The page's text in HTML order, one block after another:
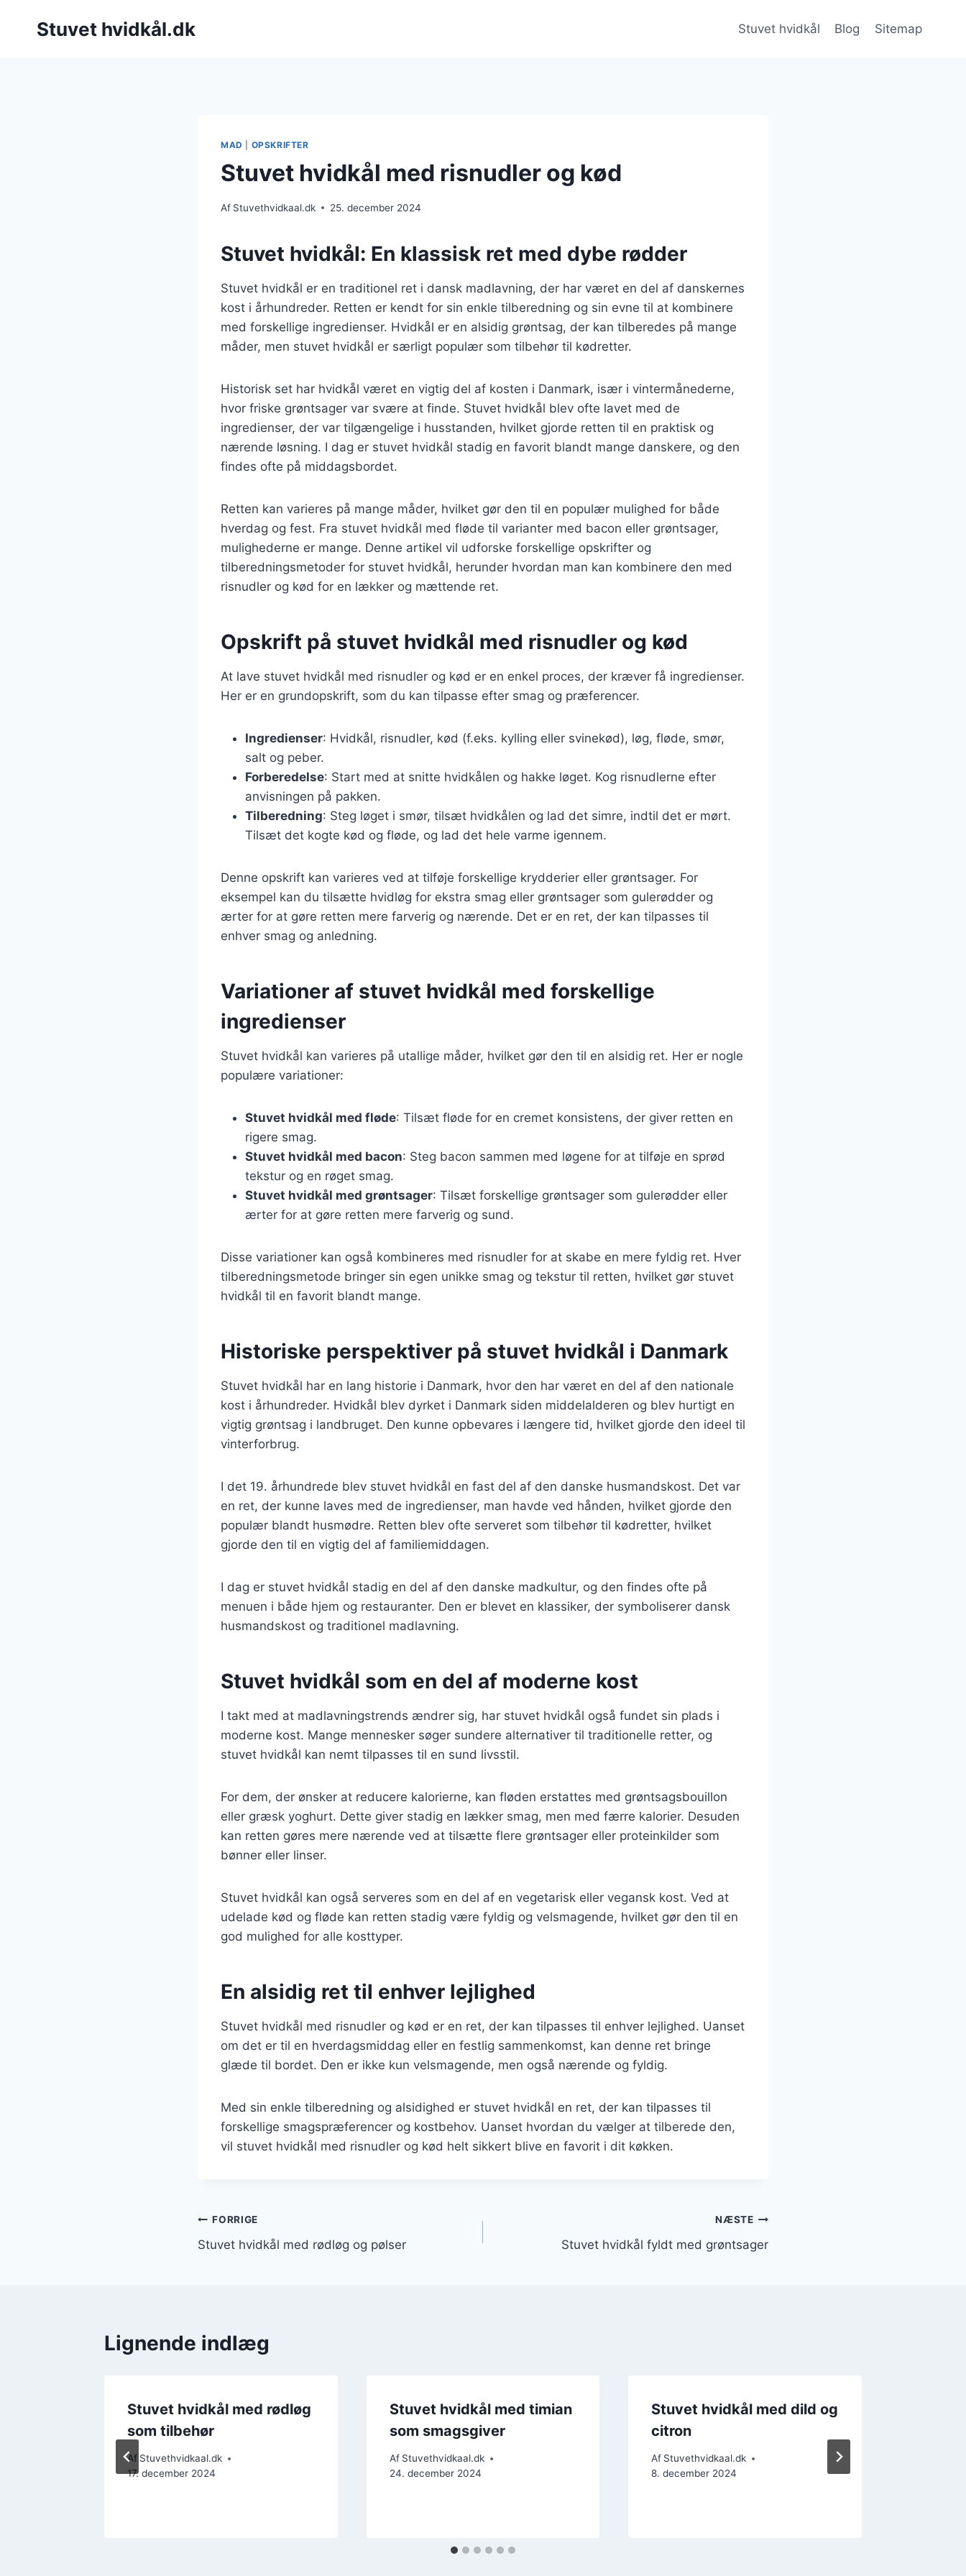
Stuvet hvidkål.dk Stuvet hvidkål Blog Sitemap
MAD OPSKRIFTER
Stuvet hvidkål med risnudler og kød
Af Stuvethvidkaal.dk 25. december 2024
Stuvet hvidkål: En klassisk ret med dybe rødder
Stuvet hvidkål er en traditionel ret i dansk madlavning, der har været en del af danskernes
kost i århundreder. Retten er kendt for sin enkle tilberedning og sin evne til at kombinere
med forskellige ingredienser. Hvidkål er en alsidig grøntsag, der kan tilberedes på mange
måder, men stuvet hvidkål er særligt populær som tilbehør til kødretter.
Historisk set har hvidkål været en vigtig del af kosten i Danmark, især i vintermånederne,
hvor friske grøntsager var svære at finde. Stuvet hvidkål blev ofte lavet med de
ingredienser, der var tilgængelige i husstanden, hvilket gjorde retten til en praktisk og
nærende løsning. I dag er stuvet hvidkål stadig en favorit blandt mange danskere, og den
findes ofte på middagsbordet.
Retten kan varieres på mange måder, hvilket gør den til en populær mulighed for både
hverdag og fest. Fra stuvet hvidkål med fløde til varianter med bacon eller grøntsager,
mulighederne er mange. Denne artikel vil udforske forskellige opskrifter og
tilberedningsmetoder for stuvet hvidkål, herunder hvordan man kan kombinere den med
risnudler og kød for en lækker og mættende ret.
Opskrift på stuvet hvidkål med risnudler og kød
At lave stuvet hvidkål med risnudler og kød er en enkel proces, der kræver få ingredienser.
Her er en grundopskrift, som du kan tilpasse efter smag og præferencer.
Ingredienser: Hvidkål, risnudler, kød (f.eks. kylling eller svinekød), løg, fløde, smør,
salt og peber.
Forberedelse: Start med at snitte hvidkålen og hakke løget. Kog risnudlerne efter
anvisningen på pakken.
Tilberedning: Steg løget i smør, tilsæt hvidkålen og lad det simre, indtil det er mørt.
Tilsæt det kogte kød og fløde, og lad det hele varme igennem.
Denne opskrift kan varieres ved at tilføje forskellige krydderier eller grøntsager. For
eksempel kan du tilsætte hvidløg for ekstra smag eller grøntsager som gulerødder og
ærter for at gøre retten mere farverig og nærende. Det er en ret, der kan tilpasses til
enhver smag og anledning.
Variationer af stuvet hvidkål med forskellige
ingredienser
Stuvet hvidkål kan varieres på utallige måder, hvilket gør den til en alsidig ret. Her er nogle
populære variationer:
Stuvet hvidkål med fløde: Tilsæt fløde for en cremet konsistens, der giver retten en
rigere smag.
Stuvet hvidkål med bacon: Steg bacon sammen med løgene for at tilføje en sprød
tekstur og en røget smag.
Stuvet hvidkål med grøntsager: Tilsæt forskellige grøntsager som gulerødder eller
ærter for at gøre retten mere farverig og sund.
Disse variationer kan også kombineres med risnudler for at skabe en mere fyldig ret. Hver
tilberedningsmetode bringer sin egen unikke smag og tekstur til retten, hvilket gør stuvet
hvidkål til en favorit blandt mange.
Historiske perspektiver på stuvet hvidkål i Danmark
Stuvet hvidkål har en lang historie i Danmark, hvor den har været en del af den nationale
kost i århundreder. Hvidkål blev dyrket i Danmark siden middelalderen og blev hurtigt en
vigtig grøntsag i landbruget. Den kunne opbevares i længere tid, hvilket gjorde den ideel til
vinterforbrug.
I det 19. århundrede blev stuvet hvidkål en fast del af den danske husmandskost. Det var
en ret, der kunne laves med de ingredienser, man havde ved hånden, hvilket gjorde den
populær blandt husmødre. Retten blev ofte serveret som tilbehør til kødretter, hvilket
gjorde den til en vigtig del af familiemiddagen.
I dag er stuvet hvidkål stadig en del af den danske madkultur, og den findes ofte på
menuen i både hjem og restauranter. Den er blevet en klassiker, der symboliserer dansk
husmandskost og traditionel madlavning.
Stuvet hvidkål som en del af moderne kost
I takt med at madlavningstrends ændrer sig, har stuvet hvidkål også fundet sin plads i
moderne kost. Mange mennesker søger sundere alternativer til traditionelle retter, og
stuvet hvidkål kan nemt tilpasses til en sund livsstil.
For dem, der ønsker at reducere kalorierne, kan fløden erstattes med grøntsagsbouillon
eller græsk yoghurt. Dette giver stadig en lækker smag, men med færre kalorier. Desuden
kan retten gøres mere nærende ved at tilsætte flere grøntsager eller proteinkilder som
bønner eller linser.
Stuvet hvidkål kan også serveres som en del af en vegetarisk eller vegansk kost. Ved at
udelade kød og fløde kan retten stadig være fyldig og velsmagende, hvilket gør den til en
god mulighed for alle kosttyper.
En alsidig ret til enhver lejlighed
Stuvet hvidkål med risnudler og kød er en ret, der kan tilpasses til enhver lejlighed. Uanset
om det er til en hverdagsmiddag eller en festlig sammenkomst, kan denne ret bringe
glæde til bordet. Den er ikke kun velsmagende, men også nærende og fyldig.
Med sin enkle tilberedning og alsidighed er stuvet hvidkål en ret, der kan tilpasses til
forskellige smagspræferencer og kostbehov. Uanset hvordan du vælger at tilberede den,
vil stuvet hvidkål med risnudler og kød helt sikkert blive en favorit i dit køkken.
Indlægsnavigation
FORRIGE
Stuvet hvidkål med rødløg og pølser
NÆSTE
Stuvet hvidkål fyldt med grøntsager
Lignende indlæg
Stuvet hvidkål med rødløg
som tilbehør
Af Stuvethvidkaal.dk
17. december 2024
Stuvet hvidkål med timian
som smagsgiver
Af Stuvethvidkaal.dk
24. december 2024
Stuvet hvidkål med dild og
citron
Af Stuvethvidkaal.dk
8. december 2024